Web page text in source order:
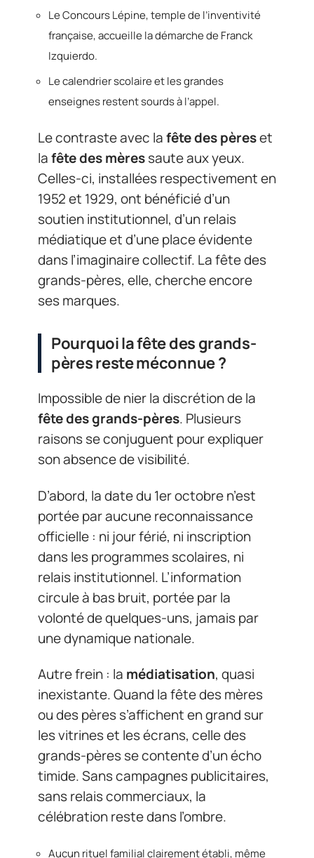
Le Concours Lépine, temple de l’inventivité
française, accueille la démarche de Franck
Izquierdo.
Le calendrier scolaire et les grandes
enseignes restent sourds à l’appel.
Le contraste avec lafête des pèreset
lafête des mèressaute aux yeux.
Celles-ci, installées respectivement en
1952 et 1929, ont bénéficié d’un
soutien institutionnel, d’un relais
médiatique et d’une place évidente
dans l’imaginaire collectif. La fête des
grands-pères, elle, cherche encore
ses marques.
Pourquoi la fête des grands-
pères reste méconnue ?
Impossible de nier la discrétion de la
fête des grands-pères. Plusieurs
raisons se conjuguent pour expliquer
son absence de visibilité.
D’abord, la date du 1er octobre n’est
portée par aucune reconnaissance
officielle : ni jour férié, ni inscription
dans les programmes scolaires, ni
relais institutionnel. L’information
circule à bas bruit, portée par la
volonté de quelques-uns, jamais par
une dynamique nationale.
Autre frein : la médiatisation, quasi
inexistante. Quand la fête des mères
ou des pères s’affichent en grand sur
les vitrines et les écrans, celle des
grands-pères se contente d’un écho
timide. Sans campagnes publicitaires,
sans relais commerciaux, la
célébration reste dans l’ombre.
Aucun rituel familial clairement établi, même